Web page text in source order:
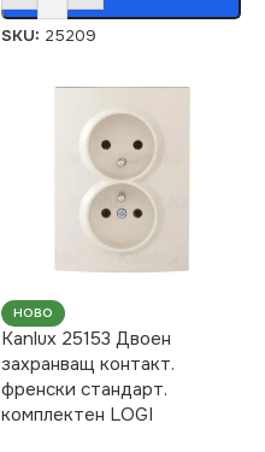
SKU: 25209
НОВО
Kanlux 25153 Двоен
захранващ контакт.
френски стандарт.
комплектен LOGI